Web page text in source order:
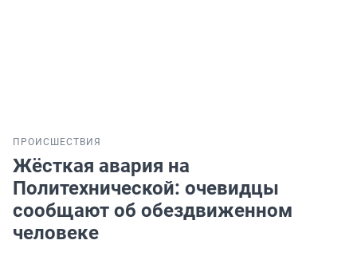
ПРОИСШЕСТВИЯ
Жёсткая авария на
Политехнической: очевидцы
сообщают об обездвиженном
человеке